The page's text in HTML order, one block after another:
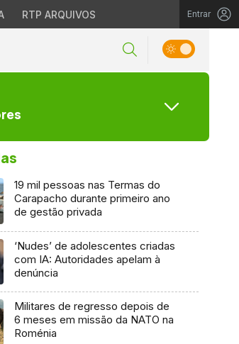
RTP ARQUIVOS Entrar
19 mil pessoas nas Termas do
Carapacho durante primeiro ano
de gestão privada
‘Nudes’ de adolescentes criadas
com IA: Autoridades apelam à
denúncia
Militares de regresso depois de
6 meses em missão da NATO na
Roménia